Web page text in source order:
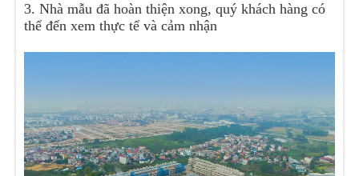
3. Nhà mẫu đã hoàn thiện xong, quý khách hàng có
thể đến xem thực tế và cảm nhận